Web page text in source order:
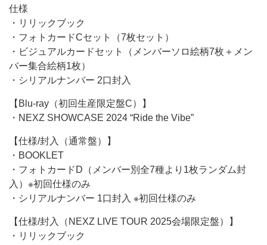
仕様
・リリックブック
・フォトカードCセット（7枚セット）
・ビジュアルカードセット（メンバーソロ絵柄7枚＋メン
バー集合絵柄1枚）
・シリアルナンバー 2口封入
【Blu-ray（初回生産限定盤C）】
・NEXZ SHOWCASE 2024 “Ride the Vibe”
【仕様/封入（通常盤）】
・BOOKLET
・フォトカードD（メンバー別全7種より1枚ランダム封
入）※初回仕様のみ
・シリアルナンバー 1口封入 ※初回仕様のみ
【仕様/封入（NEXZ LIVE TOUR 2025会場限定盤）】
・リリックブック